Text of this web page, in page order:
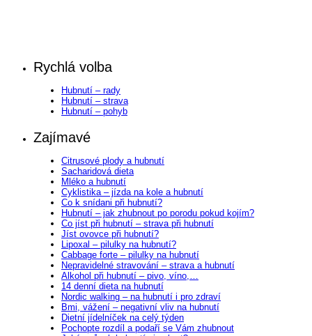
Rychlá volba
Hubnutí – rady
Hubnutí – strava
Hubnutí – pohyb
Zajímavé
Citrusové plody a hubnutí
Sacharidová dieta
Mléko a hubnutí
Cyklistika – jízda na kole a hubnutí
Co k snídani při hubnutí?
Hubnutí – jak zhubnout po porodu pokud kojím?
Co jíst při hubnutí – strava při hubnutí
Jíst ovovce při hubnutí?
Lipoxal – pilulky na hubnutí?
Cabbage forte – pilulky na hubnutí
Nepravidelné stravování – strava a hubnutí
Alkohol při hubnutí – pivo, víno,…
14 denní dieta na hubnutí
Nordic walking – na hubnutí i pro zdraví
Bmi, vážení – negativní vliv na hubnutí
Dietní jídelníček na celý týden
Pochopte rozdíl a podaří se Vám zhubnout